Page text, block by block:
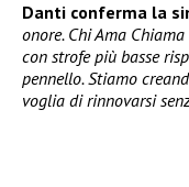
Danti conferma la
onore. Chi Ama
con strofe più basse
pennello. Stiamo
voglia di rinnovarsi